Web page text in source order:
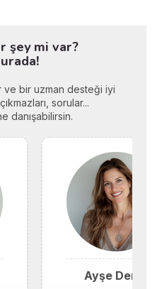
şey mi var?
ve bir uzman desteği iyi
sorular...
danışabilirsin.
Ayşe Demir